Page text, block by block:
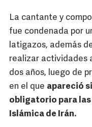
La cantante y
fue condenada por
latigazos, además
realizar actividades
dos años, luego de
en el que apareció
obligatorio para las
Islámica de Irán.